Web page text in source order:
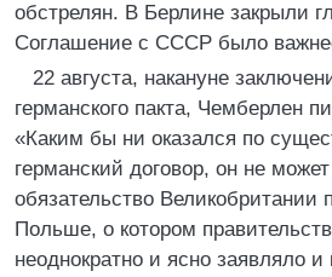
обстрелян. В Берлине закрыли
Соглашение с СССР было
22 августа, накануне
германского пакта, Чемберлен
«Каким бы ни оказался по
германский договор, он не
обязательство Великобритании
Польше, о котором
неоднократно и ясно заявляло и